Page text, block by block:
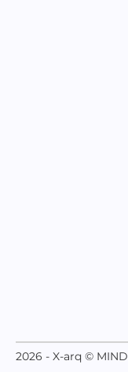
2026 - X-arq © MIND